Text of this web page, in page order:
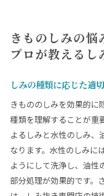
きもののしみ
繊細なきものを守
しみがついた
しみ抜き専門
繊細な素材を
きものの色合
プロが教える
きものしみの悩
プロが教えるし
しみの種類に応じた適
きもののしみを効果的に
種類を理解することが重
よるしみと水性のしみ、
なります。水性のしみに
ようにして洗浄し、油性
部分処理が効果的です。